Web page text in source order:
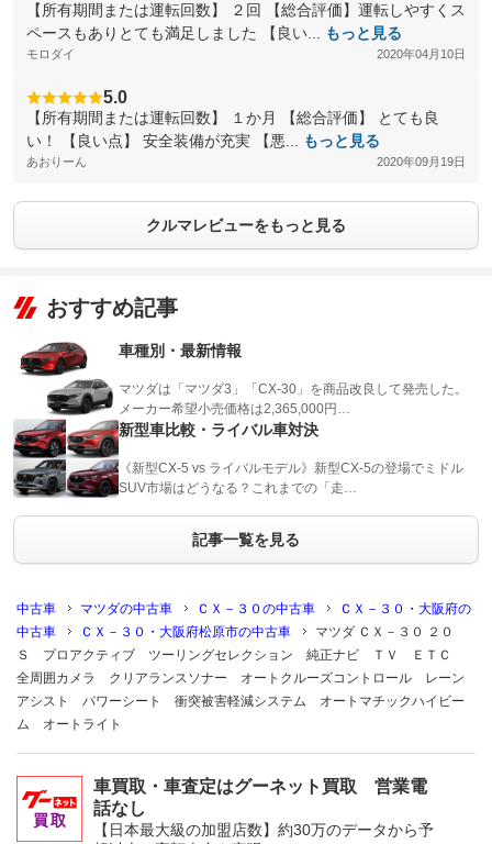
【所有期間または運転回数】 ２回 【総合評価】運転しやすくス
ペースもありとても満足しました 【良い...
もっと見る
モロダイ 2020年04月10日
5.0
【所有期間または運転回数】 １か月 【総合評価】 とても良
い！ 【良い点】 安全装備が充実 【悪...
もっと見る
あおりーん 2020年09月19日
クルマレビューをもっと見る
おすすめ記事
車種別・最新情報
マツダは「マツダ3」「CX-30」を商品改良して発売した。
メーカー希望小売価格は2,365,000円…
新型車比較・ライバル車対決
《新型CX-5 vs ライバルモデル》新型CX-5の登場でミドル
SUV市場はどうなる？これまでの「走…
記事一覧を見る
中古車 マツダの中古車 ＣＸ－３０の中古車
ＣＸ－３０・大阪府の
中古車
ＣＸ－３０・大阪府松原市の中古車
マツダ ＣＸ－３０ ２０
Ｓ プロアクティブ ツーリングセレクション 純正ナビ ＴＶ ＥＴＣ
全周囲カメラ クリアランスソナー オートクルーズコントロール レーン
アシスト パワーシート 衝突被害軽減システム オートマチックハイビー
ム オートライト
車買取・車査定はグーネット買取 営業電
話なし
【日本最大級の加盟店数】約30万のデータから予